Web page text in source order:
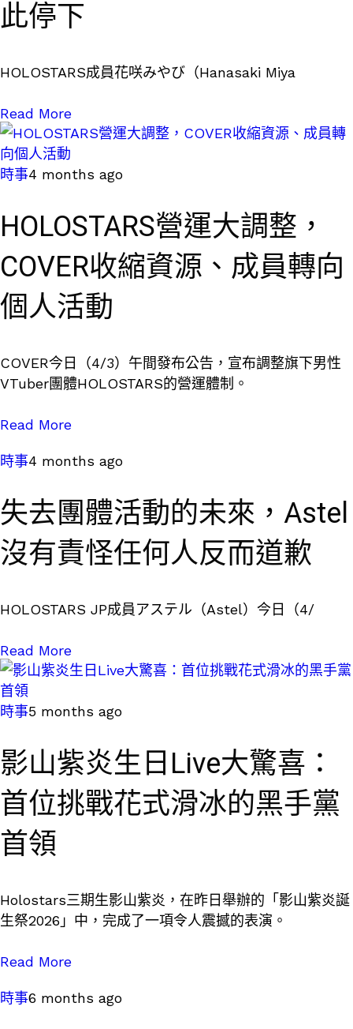
此停下
HOLOSTARS成員花咲みやび（Hanasaki Miya
Read More
時事4 months ago
HOLOSTARS營運大調整，
COVER收縮資源、成員轉向
個人活動
COVER今日（4/3）午間發布公告，宣布調整旗下男性
VTuber團體HOLOSTARS的營運體制。
Read More
時事4 months ago
失去團體活動的未來，Astel
沒有責怪任何人反而道歉
HOLOSTARS JP成員アステル（Astel）今日（4/
Read More
時事5 months ago
影山紫炎生日Live大驚喜：
首位挑戰花式滑冰的黑手黨
首領
Holostars三期生影山紫炎，在昨日舉辦的「影山紫炎誕
生祭2026」中，完成了一項令人震撼的表演。
Read More
時事6 months ago